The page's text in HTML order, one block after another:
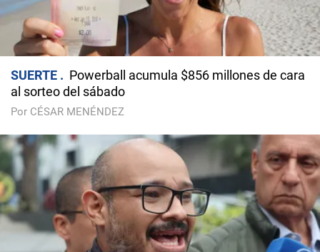
SUERTE
Powerball acumula $856 millones de cara
al sorteo del sábado
Por CÉSAR MENÉNDEZ